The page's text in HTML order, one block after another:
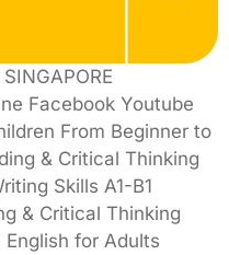
Facebook Youtube
From Beginner to
& Critical Thinking
Skills A1-B1
& Critical Thinking
English for Adults